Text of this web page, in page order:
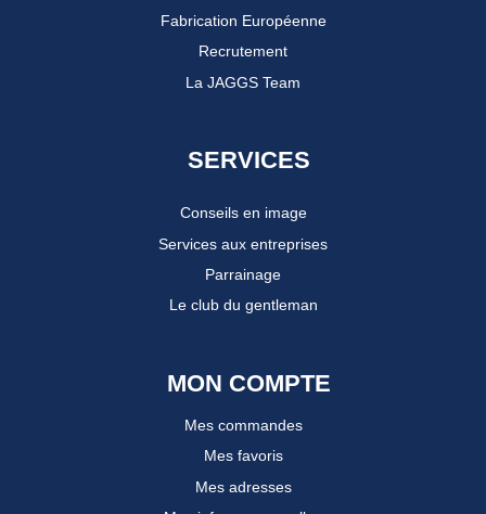
Fabrication Européenne
Recrutement
La JAGGS Team
SERVICES
Conseils en image
Services aux entreprises
Parrainage
Le club du gentleman
MON COMPTE
Mes commandes
Mes favoris
Mes adresses